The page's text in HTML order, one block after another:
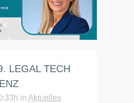
LEGAL TECH
in Aktuelles